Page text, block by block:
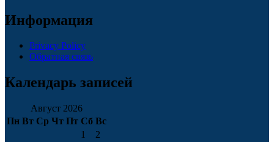
Информация
Privacy Policy
Обратная связь
Календарь записей
Август 2026
Пн Вт Ср Чт Пт Сб Вс
1
2